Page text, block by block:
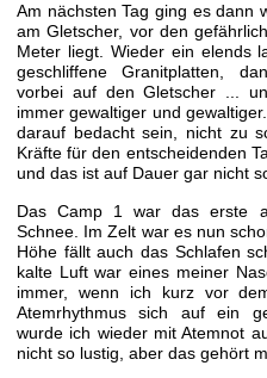
Am nächsten Tag ging es dann
am Gletscher, vor den
Meter liegt. Wieder ein elends
geschliffene Granitplatten,
vorbei auf den Gletscher ...
immer gewaltiger und
darauf bedacht sein, nicht zu
Kräfte für den entscheidenden
und das ist auf Dauer gar nicht
Das Camp 1 war das erste
Schnee. Im Zelt war es nun
Höhe fällt auch das Schlafen
kalte Luft war eines meiner
immer, wenn ich kurz vor
Atemrhythmus sich auf ein
wurde ich wieder mit Atemnot
nicht so lustig, aber das gehört